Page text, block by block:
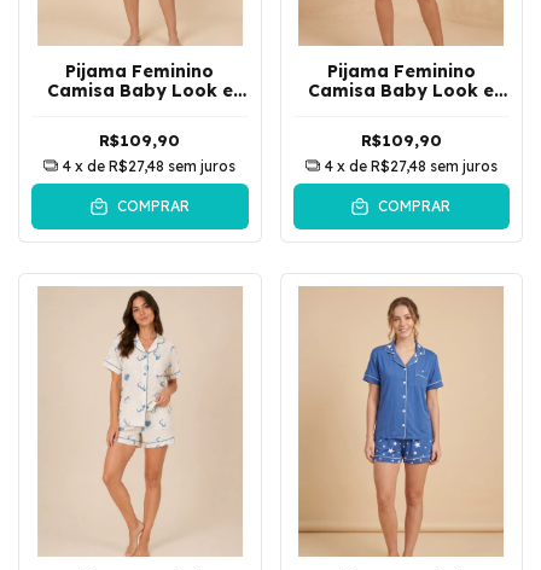
Pijama Feminino
Camisa Baby Look e
Emoji | Rosa
R$109,90
4 x deR$27,48 sem juros
COMPRAR
Pijama Feminino
Camisa Baby Look e
Emoji | Azul
R$109,90
4 x de R$27,48 sem juros
COMPRAR